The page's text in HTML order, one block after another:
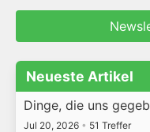
Neueste Artikel
Dinge, die uns
Jul 20, 2026 • 51 Treffer